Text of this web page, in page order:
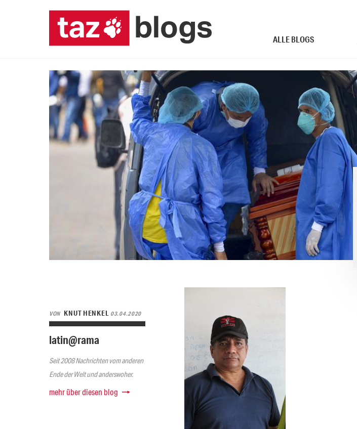
ALLE BLOGS
VON KNUT HENKEL 03.04.2020
latin@rama
Seit 2008 Nachrichten vom anderen
Ende der Welt und anderswoher.
mehr über diesen blog